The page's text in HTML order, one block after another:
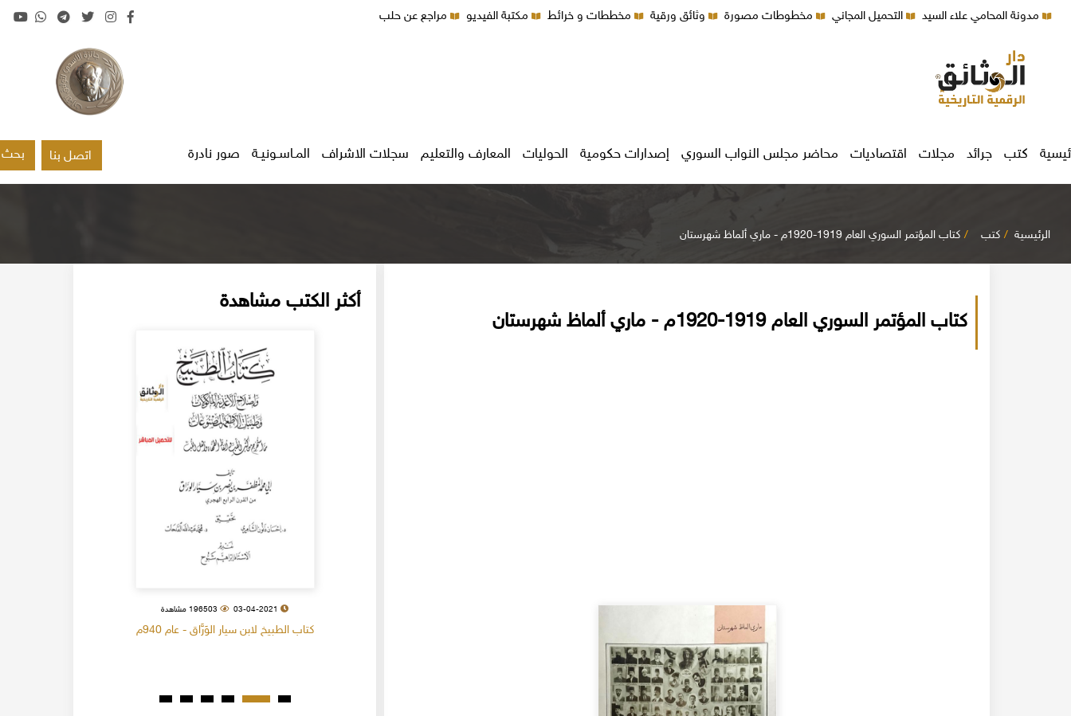
مدونة المحامي علاء السيد التحميل المجاني مخطوطات مصورة وثائق ورقية مخططات و خرائط مكتبة الفيديو مراجع عن حلب
كتب جرائد مجلات اقتصاديات محاضر مجلس النواب السوري إصدارات حكومية الحوليات المعارف والتعليم سجلات الاشراف المـاسـونيـة صور نادرة اتصل بنا بحث
الرئيسية كتب كتاب المؤتمر السوري العام 1919-1920م - ماري ألماظ شهرستان
كتاب المؤتمر السوري العام 1919-1920م - ماري ألماظ شهرستان
أكثر الكتب مشاهدة
كتاب نهر الذهب في تاريخ حلب - الاجزاء الثلاثة الطبعة
03-04-2021 196503 مشاهدة
كتاب الطبيخ لابن سيار الوَرَّاق - عام 940م